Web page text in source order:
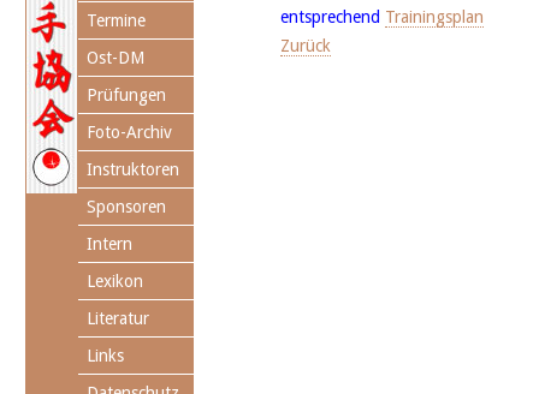
entsprechend Trainingsplan
Zurück
Termine
Ost-DM
Prüfungen
Foto-Archiv
Instruktoren
Sponsoren
Intern
Lexikon
Literatur
Links